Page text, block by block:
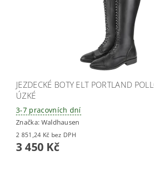
JEZDECKÉ BOTY ELT PORTLAND
ÚZKÉ
3-7 pracovních dní
Značka: Waldhausen
2 851,24 Kč bez DPH
3 450 Kč